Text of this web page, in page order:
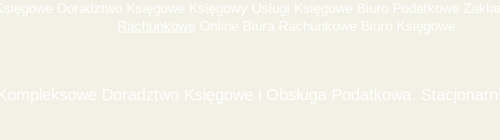
Doradztwo Księgowe Księgowy Usługi Księgowe Biuro Podatkowe
Rachunkowe Online Biura Rachunkowe Biuro Księgowe
Doradztwo Księgowe i Obsługa Podatkowa.